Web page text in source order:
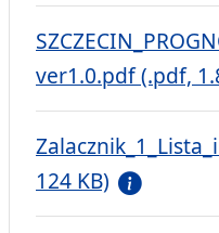
ver1.0.pdf (.pdf,
124 KB)